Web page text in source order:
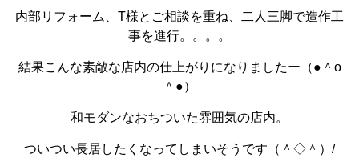
内部リフォーム、T様とご相談を重ね、二人三脚で造作工
事を進行。。。。
結果こんな素敵な店内の仕上がりになりましたー（●＾o
＾●）
和モダンなおちついた雰囲気の店内。
ついつい長居したくなってしまいそうです（＾◇＾）/